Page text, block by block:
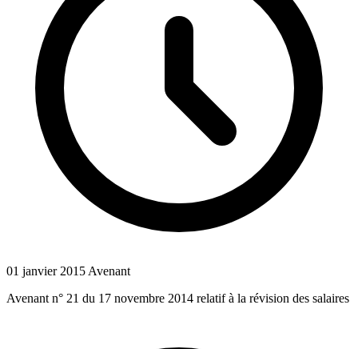
01 janvier 2015 Avenant
Avenant n° 21 du 17 novembre 2014 relatif à la révision des salaires